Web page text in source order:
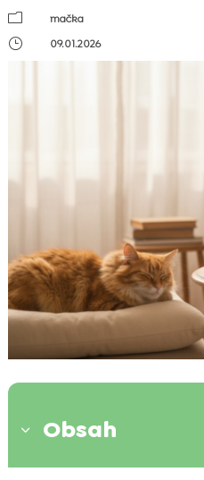
m
mačka
}
09.01.2026
3 Obsah